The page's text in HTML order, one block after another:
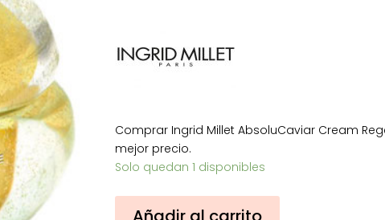
Comprar Ingrid Millet AbsoluCaviar Cream
mejor precio.
Solo quedan 1 disponibles